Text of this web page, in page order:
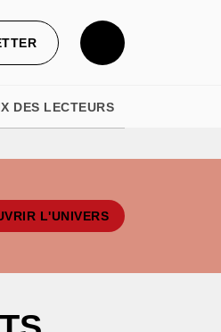
DES LECTEURS
L'UNIVERS